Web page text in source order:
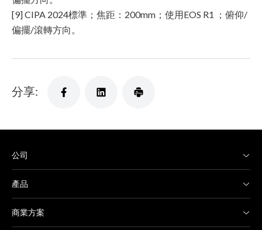
[9] CIPA 2024標準；焦距：200mm；使用EOS R1 ；俯仰/
偏擺/滾轉方向。
分享:
公司
產品
商業方案